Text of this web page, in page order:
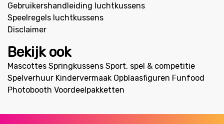
Gebruikershandleiding luchtkussens
Speelregels luchtkussens
Disclaimer
Bekijk ook
Mascottes Springkussens Sport, spel & competitie
Spelverhuur Kindervermaak Opblaasfiguren Funfood
Photobooth Voordeelpakketten